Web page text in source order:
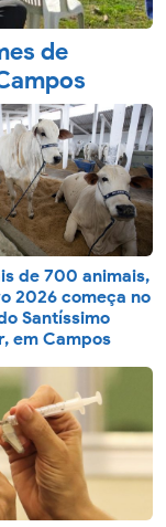
de
de 700 animais,
2026 começa no
Santíssimo
em Campos